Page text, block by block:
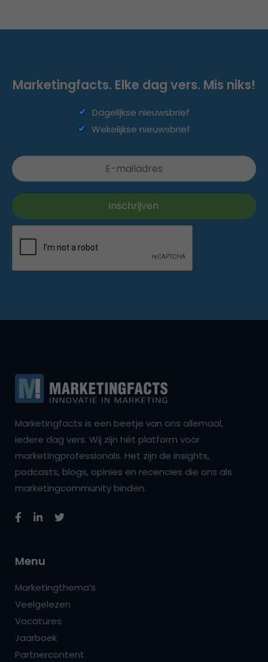
Marketingfacts. Elke dag vers. Mis niks!
Dagelijkse nieuwsbrief
Wekelijkse nieuwsbrief
Marketingfacts is een beetje van ons allemaal,
iedere dag vers. Wij zijn hét platform voor
marketingprofessionals. Het zijn de insights,
podcasts, blogs, opinies en recencies die ons als
marketingcommunity binden.
Menu
Marketingthema’s
Veelgelezen
Vacatures
Jaarboek
Partnercontent